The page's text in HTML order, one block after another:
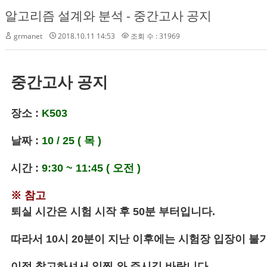
알고리즘 설계와 분석 - 중간고사 공지
grmanet 2018.10.11 14:53 조회 수 : 31969
중간고사 공지
장소 : K503
날짜 : 10 / 25 ( 목 )
시간 : 9:30 ~ 11:45 ( 오전 )
※ 참고
퇴실 시간은 시험 시작 후 50분 부터입니다.
따라서 10시 20분이 지난 이후에는 시험장 입장이 불